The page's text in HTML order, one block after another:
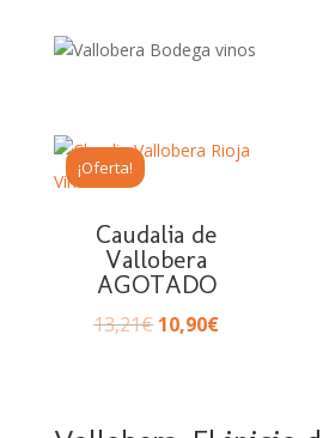
¡Oferta!
Caudalia de
Vallobera
AGOTADO
13,21€ 10,90€